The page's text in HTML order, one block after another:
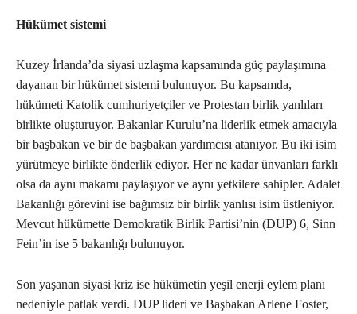
Hükümet sistemi
Kuzey İrlanda’da siyasi uzlaşma kapsamında güç paylaşımına
dayanan bir hükümet sistemi bulunuyor. Bu kapsamda,
hükümeti Katolik cumhuriyetçiler ve Protestan birlik yanlıları
birlikte oluşturuyor. Bakanlar Kurulu’na liderlik etmek amacıyla
bir başbakan ve bir de başbakan yardımcısı atanıyor. Bu iki isim
yürütmeye birlikte önderlik ediyor. Her ne kadar ünvanları farklı
olsa da aynı makamı paylaşıyor ve aynı yetkilere sahipler. Adalet
Bakanlığı görevini ise bağımsız bir birlik yanlısı isim üstleniyor.
Mevcut hükümette Demokratik Birlik Partisi’nin (DUP) 6, Sinn
Fein’in ise 5 bakanlığı bulunuyor.
Son yaşanan siyasi kriz ise hükümetin yeşil enerji eylem planı
nedeniyle patlak verdi. DUP lideri ve Başbakan Arlene Foster,